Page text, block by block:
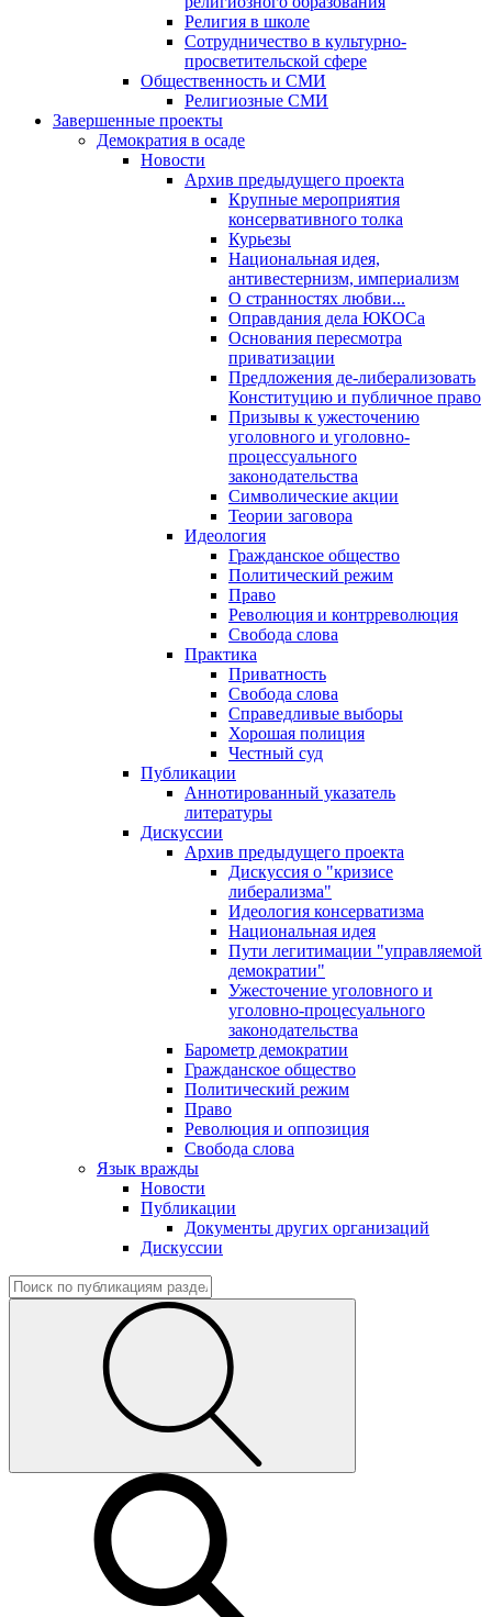
Религия в школе
Сотрудничество в культурно-
просветительской сфере
Общественность и СМИ
Религиозные СМИ
Завершенные проекты
Демократия в осаде
Новости
Архив предыдущего проекта
Крупные мероприятия
консервативного толка
Курьезы
Национальная идея,
антивестернизм, империализм
О странностях любви...
Оправдания дела ЮКОСа
Основания пересмотра
приватизации
Предложения де-либерализовать
Конституцию и публичное право
Призывы к ужесточению
уголовного и уголовно-
процессуального
законодательства
Символические акции
Теории заговора
Идеология
Гражданское общество
Политический режим
Право
Революция и контрреволюция
Свобода слова
Практика
Приватность
Свобода слова
Справедливые выборы
Хорошая полиция
Честный суд
Публикации
Аннотированный указатель
литературы
Дискуссии
Архив предыдущего проекта
Дискуссия о "кризисе
либерализма"
Идеология консерватизма
Национальная идея
Пути легитимации "управляемой
демократии"
Ужесточение уголовного и
уголовно-процесуального
законодательства
Барометр демократии
Гражданское общество
Политический режим
Право
Революция и оппозиция
Свобода слова
Язык вражды
Новости
Публикации
Документы других организаций
Дискуссии